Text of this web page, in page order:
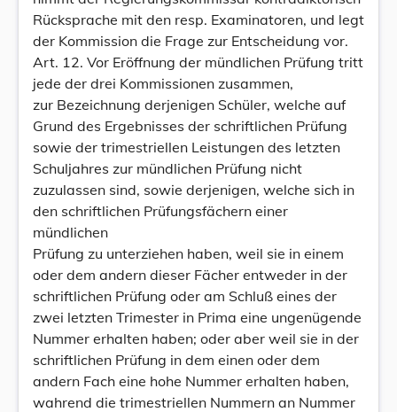
Rücksprache mit den resp. Examinatoren, und legt
der Kommission die Frage zur Entscheidung vor.
Art. 12. Vor Eröffnung der mündlichen Prüfung tritt
jede der drei Kommissionen zusammen,
zur Bezeichnung derjenigen Schüler, welche auf
Grund des Ergebnisses der schriftlichen Prüfung
sowie der trimestriellen Leistungen des letzten
Schuljahres zur mündlichen Prüfung nicht
zuzulassen sind, sowie derjenigen, welche sich in
den schriftlichen Prüfungsfächern einer
mündlichen
Prüfung zu unterziehen haben, weil sie in einem
oder dem andern dieser Fächer entweder in der
schriftlichen Prüfung oder am Schluß eines der
zwei letzten Trimester in Prima eine ungenügende
Nummer erhalten haben; oder aber weil sie in der
schriftlichen Prüfung in dem einen oder dem
andern Fach eine hohe Nummer erhalten haben,
wahrend die trimestriellen Nummern an Nummer